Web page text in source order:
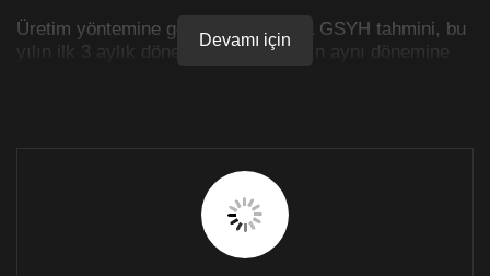
Üretim yöntemine göre cari fiyatlarla GSYH tahmini, bu
yılın ilk 3 aylık döneminde geçen yılın aynı dönemine
zincirlenmiş hacim endeksi olarak tarım sektörünün
katma değeri yüzde 2,5 arttı, sanayi sektörünün yüzde
4,3, inşaat sektörünün de yüzde 10,9 azaldı.
Devamı için